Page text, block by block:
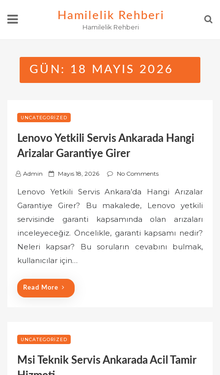
Hamilelik Rehberi
Hamilelik Rehberi
GÜN: 18 MAYIS 2026
UNCATEGORIZED
Lenovo Yetkili Servis Ankarada Hangi
Arizalar Garantiye Girer
Admin
P
s
e
d
o
Mayıs 18, 2026 No Comments
Lenovo Yetkili Servis Ankara’da Hangi Arızalar
Garantiye Girer? Bu makalede, Lenovo yetkili
servisinde garanti kapsamında olan arızaları
inceleyeceğiz. Öncelikle, garanti kapsamı nedir?
Neleri kapsar? Bu soruların cevabını bulmak,
kullanıcılar için…
Read More
UNCATEGORIZED
Msi Teknik Servis Ankarada Acil Tamir